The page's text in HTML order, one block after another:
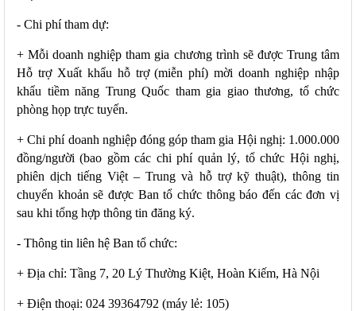
- Chi phí tham dự:
+ Mỗi doanh nghiệp tham gia chương trình sẽ được Trung tâm
Hỗ trợ Xuất khẩu hỗ trợ (miễn phí) mời doanh nghiệp nhập
khẩu tiềm năng Trung Quốc tham gia giao thương, tổ chức
phòng họp trực tuyến.
+ Chi phí doanh nghiệp đóng góp tham gia Hội nghị: 1.000.000
đồng/người(bao gồm các chi phí quản lý, tổ chức Hội nghị,
phiên dịch tiếng Việt – Trung và hỗ trợ kỹ thuật), thông tin
chuyển khoản sẽ được Ban tổ chức thông báo đến các đơn vị
sau khi tổng hợp thông tin đăng ký.
- Thông tin liên hệ Ban tổ chức:
+ Địa chỉ: Tầng 7, 20 Lý Thường Kiệt, Hoàn Kiếm, Hà Nội
+ Điện thoại: 024 39364792 (máy lẻ: 105)